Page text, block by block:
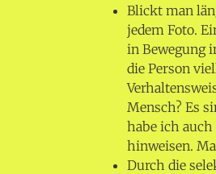
Blickt man
jedem Foto.
in Bewegung
die Person
Mensch? Es
habe ich auch
hinweisen.
Durch die